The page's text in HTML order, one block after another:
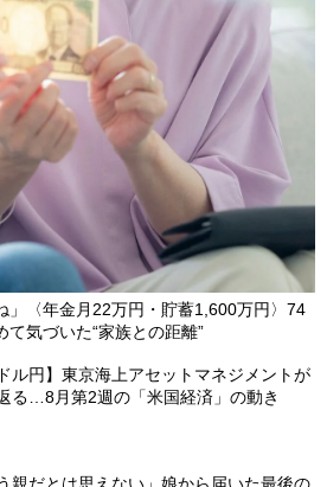
」〈年金月22万円・貯蓄1,600万円〉74
気づいた“家族との距離”
ドル円】東京海上アセットマネジメントが
る…8月第2週の「米国経済」の動き